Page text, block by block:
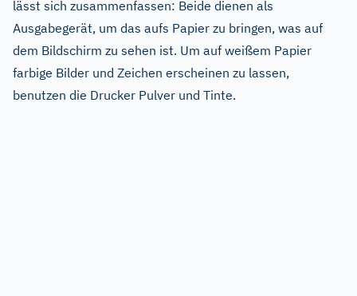
lässt sich zusammenfassen: Beide dienen als
Ausgabegerät, um das aufs Papier zu bringen, was auf
dem Bildschirm zu sehen ist. Um auf weißem Papier
farbige Bilder und Zeichen erscheinen zu lassen,
benutzen die Drucker Pulver und Tinte.